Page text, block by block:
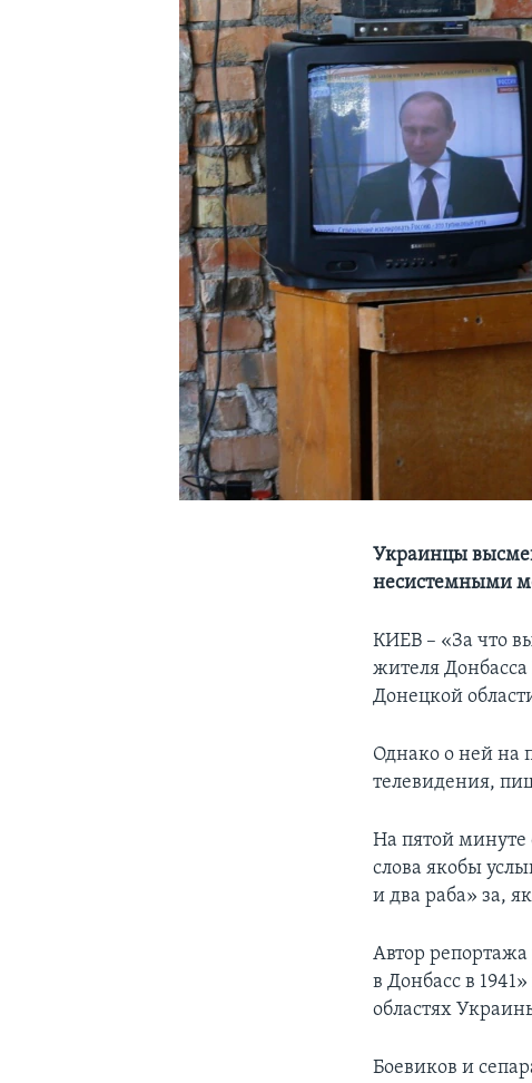
Украинцы
несистемными
КИЕВ – «За что
жителя Донбасса
Донецкой
Однако о ней на
телевидения,
На пятой минуте
слова якобы
и два раба» за,
Автор
в Донбасс в
областях
Боевиков и